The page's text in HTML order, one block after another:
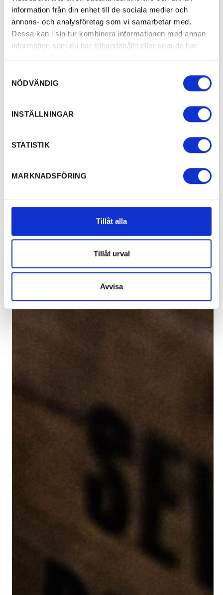
information från din enhet till de sociala medier och
annons- och analysföretag som vi samarbetar med.
Dessa kan i sin tur kombinera informationen med annan
information som du har tillhandahållit eller som de har
NÖDVÄNDIG
INSTÄLLNINGAR
STATISTIK
MARKNADSFÖRING
Tillåt alla
Tillåt urval
Avvisa